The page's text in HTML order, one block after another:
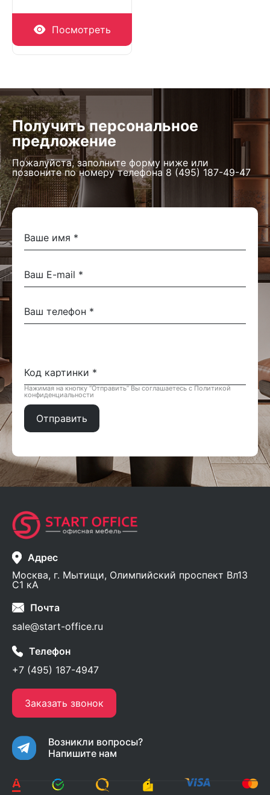
Посмотреть
Получить персональное
предложение
Пожалуйста, заполните форму ниже или
позвоните по номеру телефона 8 (495) 187-49-47
Нажимая на кнопку “Отправить” Вы соглашаетесь с Политикой
конфиденциальности
Адрес
Москва, г. Мытищи, Олимпийский проспект Вл13
С1 кА
Почта
sale@start-office.ru
Телефон
+7 (495) 187-4947
Заказать звонок
Возникли вопросы?
Напишите нам